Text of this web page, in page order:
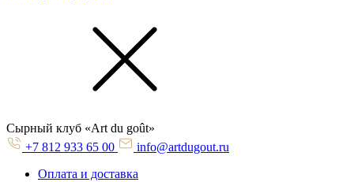
Cырный клуб «Art du goût»
+7 812 933 65 00
info@artdugout.ru
Оплата и доставка